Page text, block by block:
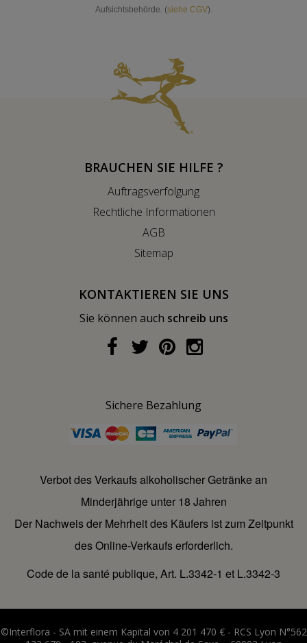
Aufsichtsbehörde. (siehe CGV).
BRAUCHEN SIE HILFE ?
Auftragsverfolgung
Rechtliche Informationen
AGB
Sitemap
KONTAKTIEREN SIE UNS
Sie können auch schreib uns
Sichere Bezahlung
Verbot des Verkaufs alkoholischer Getränke an
Minderjährige unter 18 Jahren
Der Nachweis der Mehrheit des Käufers ist zum Zeitpunkt
des Online-Verkaufs erforderlich.
Code de la santé publique, Art. L.3342-1 et L.3342-3
©Interflora - SA mit einem Kapital von 4 201 470 € - RCS Lyon N°562